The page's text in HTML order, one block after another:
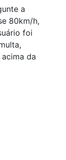
a
80km/h,
foi
da